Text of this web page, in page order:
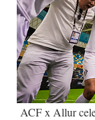
ACF x Allur